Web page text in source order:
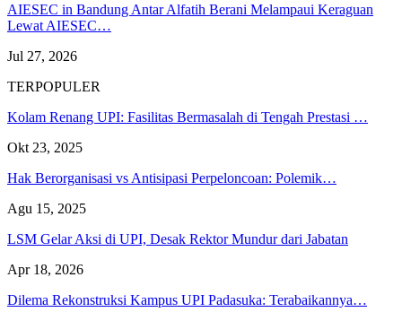
AIESEC in Bandung Antar Alfatih Berani Melampaui Keraguan
Lewat AIESEC…
Jul 27, 2026
TERPOPULER
Kolam Renang UPI: Fasilitas Bermasalah di Tengah Prestasi …
Okt 23, 2025
Hak Berorganisasi vs Antisipasi Perpeloncoan: Polemik…
Agu 15, 2025
LSM Gelar Aksi di UPI, Desak Rektor Mundur dari Jabatan
Apr 18, 2026
Dilema Rekonstruksi Kampus UPI Padasuka: Terabaikannya…